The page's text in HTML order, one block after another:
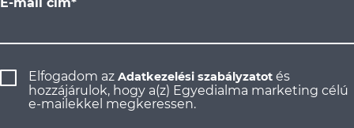
Elfogadom az Adatkezelési szabályzatot és
hozzájárulok, hogy a(z) Egyedialma marketing célú
e-mailekkel megkeressen.